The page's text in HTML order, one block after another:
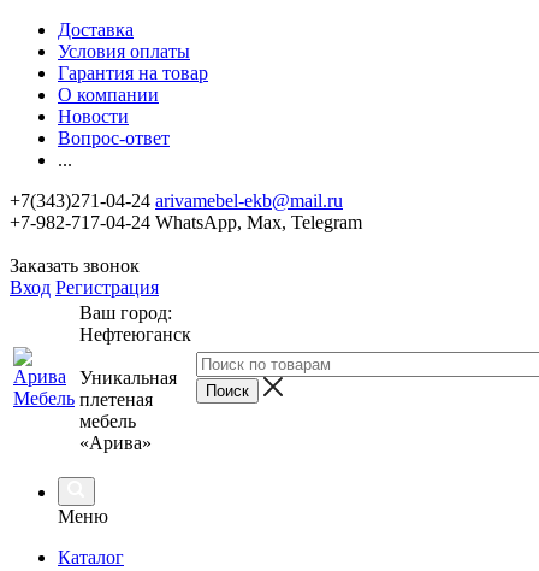
Доставка
Условия оплаты
Гарантия на товар
О компании
Новости
Вопрос-ответ
...
+7(343)271-04-24 arivamebel-ekb@mail.ru
+7-982-717-04-24 WhatsApp, Max, Telegram
Заказать звонок
Вход Регистрация
Ваш город:
Нефтеюганск
Уникальная
плетеная
мебель
«Арива»
Меню
Каталог